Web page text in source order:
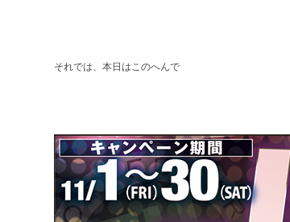
それでは、本日はこのへんで